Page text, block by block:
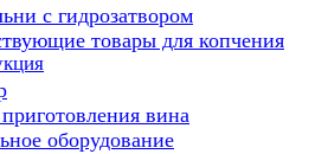
с гидрозатвором
товары для копчения
вина
оборудование